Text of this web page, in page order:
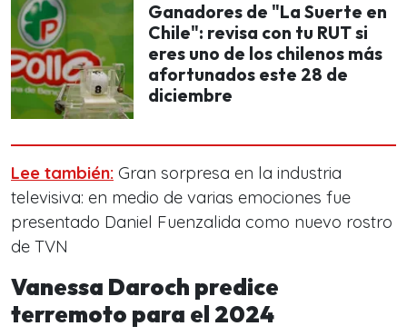
Ganadores de "La Suerte en
Chile": revisa con tu RUT si
eres uno de los chilenos más
afortunados este 28 de
diciembre
Lee también: Gran sorpresa en la industria
televisiva: en medio de varias emociones fue
presentado Daniel Fuenzalida como nuevo rostro
de TVN
Vanessa Daroch predice
terremoto para el 2024